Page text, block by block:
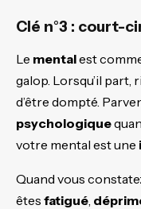
Clé n°3 : court-
Le mentalest
galop. Lorsqu’il part,
d’être dompté.
psychologique
votre mental est une
Quand vous
êtes fatigué